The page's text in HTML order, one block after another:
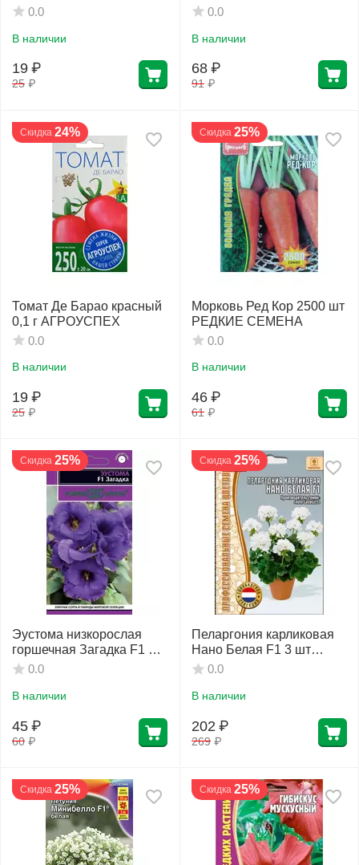
0.0
В наличии
25 ₽
19 ₽
0.0
В наличии
91 ₽
68 ₽
Скидка 24%
Томат Де Барао красный
0,1 г АГРОУСПЕХ
0.0
В наличии
25 ₽
19 ₽
Скидка 25%
Морковь Ред Кор 2500 шт
РЕДКИЕ СЕМЕНА
0.0
В наличии
61 ₽
46 ₽
Скидка 25%
Эустома низкорослая
горшечная Загадка F1 4
шт ГАВРИШ
0.0
В наличии
60 ₽
45 ₽
Скидка 25%
Пеларгония карликовая
Нано Белая F1 3 шт
РЕДКИЕ СЕМЕНА
0.0
В наличии
269 ₽
202 ₽
Скидка 25% Скидка 25%